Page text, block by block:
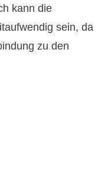
kann die
sein, da
zu den